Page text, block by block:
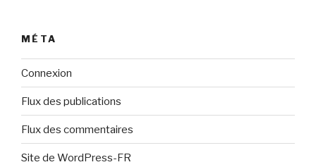
MÉTA
Connexion
Flux des publications
Flux des commentaires
Site de WordPress-FR